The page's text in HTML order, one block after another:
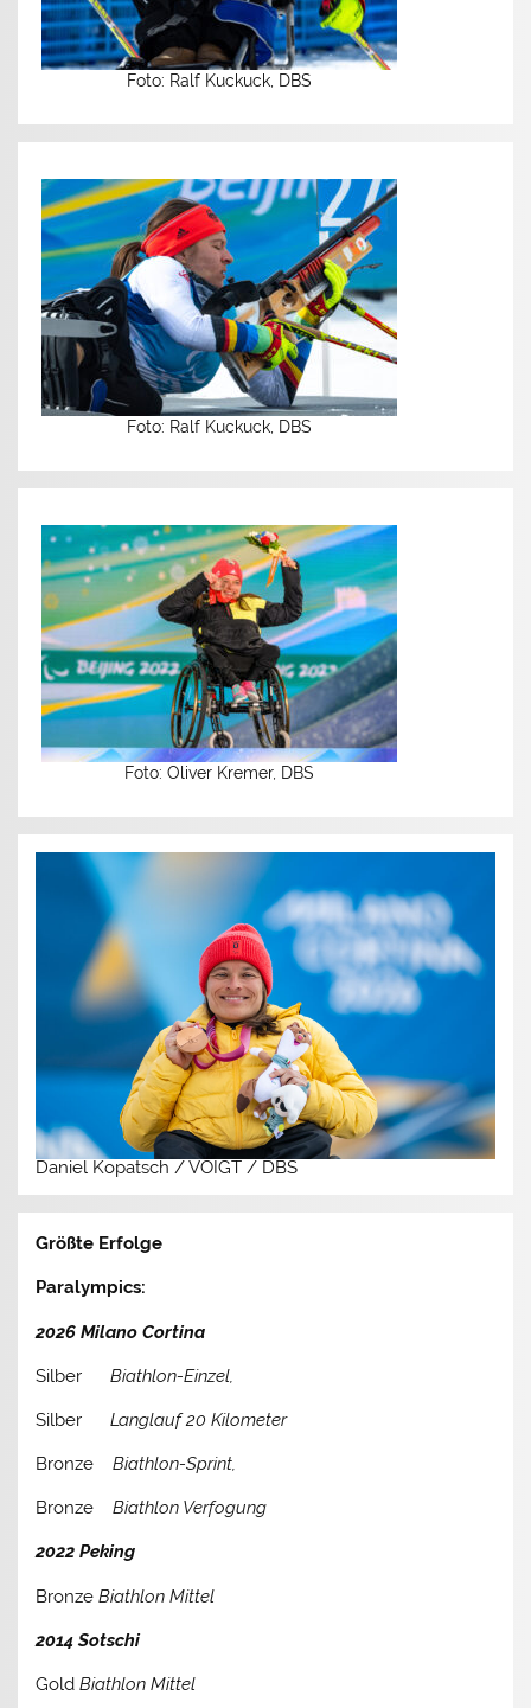
Foto: Ralf Kuckuck, DBS
Foto: Ralf Kuckuck, DBS
Foto: Oliver Kremer, DBS
Daniel Kopatsch / VOIGT / DBS
Größte Erfolge
Paralympics:
2026 Milano Cortina
SilberBiathlon-Einzel,
SilberLanglauf 20 Kilometer
BronzeBiathlon-Sprint,
BronzeBiathlon Verfogung
2022 Peking
BronzeBiathlon Mittel
2014 Sotschi
GoldBiathlon Mittel